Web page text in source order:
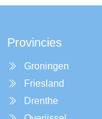
Provincies
Groningen
Friesland
Drenthe